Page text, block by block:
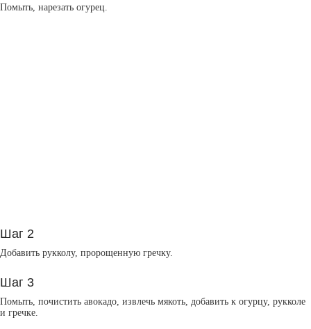
Помыть, нарезать огурец.
Шаг 2
Добавить рукколу, пророщенную гречку.
Шаг 3
Помыть, почистить авокадо, извлечь мякоть, добавить к огурцу, рукколе
и гречке.